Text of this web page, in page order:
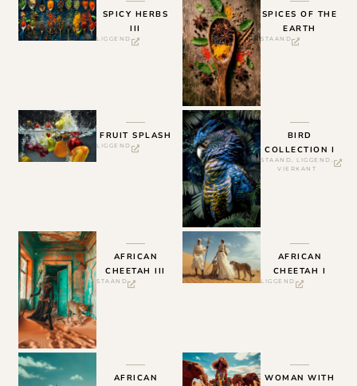
SPICY HERBS
III
LIGGEND
SPICES OF THE
EARTH
STAAND
FRUIT SPLASH
LIGGEND
BIRD
COLLECTION I
STAAND, LIGGEND ,
VIERKANT
AFRICAN
CHEETAH III
STAAND
AFRICAN
CHEETAH I
LIGGEND
AFRICAN
WOMAN WITH